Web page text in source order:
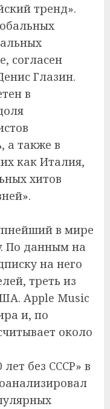
тренд».
согласен
Глазин.
в
а также в
как Италия,
хитов
в мире
По данным на
на него
треть из
Apple Music
и, по
около
без СССР» в